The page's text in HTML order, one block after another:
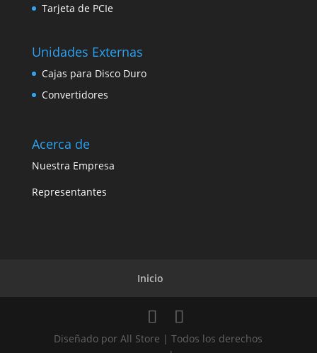
Tarjeta de PCIe
Unidades Externas
Cajas para Disco Duro
Convertidores
Acerca de
Nuestra Empresa
Representantes
Inicio
Diseñado por All Store | Todos los derechos